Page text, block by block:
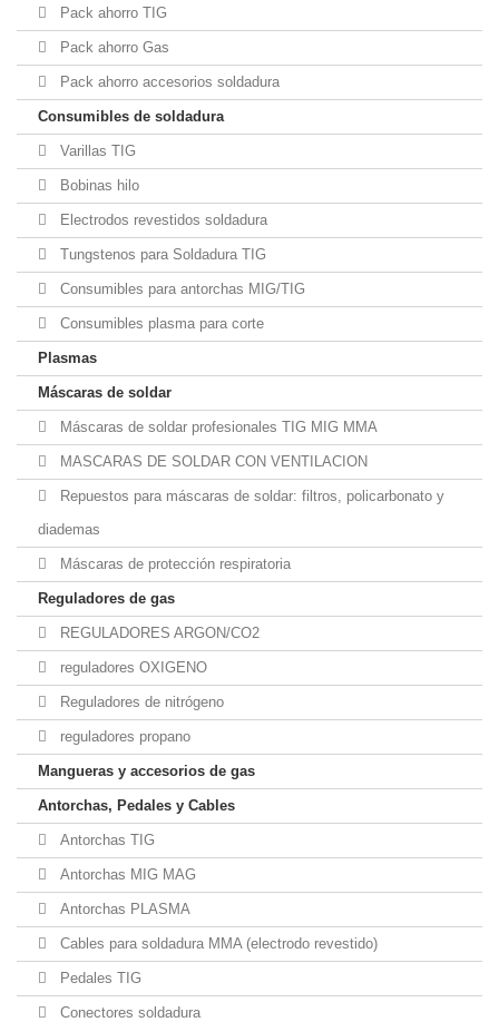
Pack ahorro TIG
Pack ahorro Gas
Pack ahorro accesorios soldadura
Consumibles de soldadura
Varillas TIG
Bobinas hilo
Electrodos revestidos soldadura
Tungstenos para Soldadura TIG
Consumibles para antorchas MIG/TIG
Consumibles plasma para corte
Plasmas
Máscaras de soldar
Máscaras de soldar profesionales TIG MIG MMA
MASCARAS DE SOLDAR CON VENTILACION
Repuestos para máscaras de soldar: filtros, policarbonato y
diademas
Máscaras de protección respiratoria
Reguladores de gas
REGULADORES ARGON/CO2
reguladores OXIGENO
Reguladores de nitrógeno
reguladores propano
Mangueras y accesorios de gas
Antorchas, Pedales y Cables
Antorchas TIG
Antorchas MIG MAG
Antorchas PLASMA
Cables para soldadura MMA (electrodo revestido)
Pedales TIG
Conectores soldadura